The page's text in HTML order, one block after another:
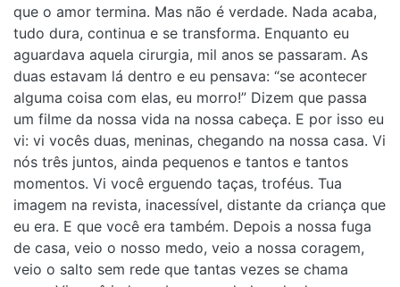
que o amor termina. Mas não é verdade. Nada acaba,
tudo dura, continua e se transforma. Enquanto eu
aguardava aquela cirurgia, mil anos se passaram. As
duas estavam lá dentro e eu pensava: “se acontecer
alguma coisa com elas, eu morro!” Dizem que passa
um filme da nossa vida na nossa cabeça. E por isso eu
vi: vi vocês duas, meninas, chegando na nossa casa. Vi
nós três juntos, ainda pequenos e tantos e tantos
momentos. Vi você erguendo taças, troféus. Tua
imagem na revista, inacessível, distante da criança que
eu era. E que você era também. Depois a nossa fuga
de casa, veio o nosso medo, veio a nossa coragem,
veio o salto sem rede que tantas vezes se chama